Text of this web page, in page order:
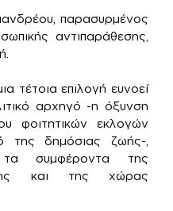
παρασυρμένος
αντιπαράθεσης,
τέτοια επιλογή ευνοεί
αρχηγό -η όξυνση
φοιτητικών εκλογών
της δημόσιας ζωής-,
συμφέροντα της
και της χώρας